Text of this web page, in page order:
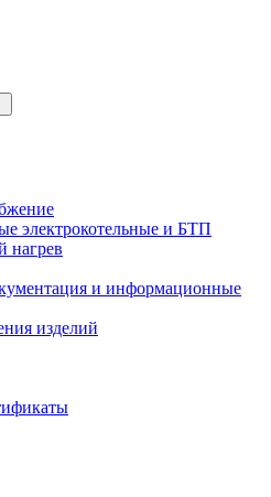
электрокотельные и БТП
нагрев
и информационные
изделий